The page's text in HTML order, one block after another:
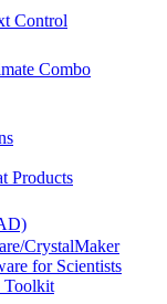
Control
Combo
Products
CrystalMaker
for Scientists
Toolkit